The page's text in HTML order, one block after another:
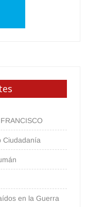
Ciudadanía
en la Guerra